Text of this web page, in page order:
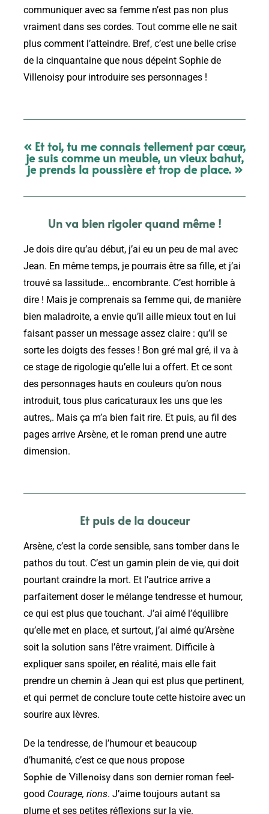
communiquer avec sa femme n’est pas non plus
vraiment dans ses cordes. Tout comme elle ne sait
plus comment l’atteindre. Bref, c’est une belle crise
de la cinquantaine que nous dépeint Sophie de
Villenoisy pour introduire ses personnages !
« Et toi, tu me connais tellement par cœur,
je suis comme un meuble, un vieux bahut,
je prends la poussière et trop de place. »
Un va bien rigoler quand même !
Je dois dire qu’au début, j’ai eu un peu de mal avec
Jean. En même temps, je pourrais être sa fille, et j’ai
trouvé sa lassitude… encombrante. C’est horrible à
dire ! Mais je comprenais sa femme qui, de manière
bien maladroite, a envie qu’il aille mieux tout en lui
faisant passer un message assez claire : qu’il se
sorte les doigts des fesses ! Bon gré mal gré, il va à
ce stage de rigologie qu’elle lui a offert. Et ce sont
des personnages hauts en couleurs qu’on nous
introduit, tous plus caricaturaux les uns que les
autres,. Mais ça m’a bien fait rire. Et puis, au fil des
pages arrive Arsène, et le roman prend une autre
dimension.
Et puis de la douceur
Arsène, c’est la corde sensible, sans tomber dans le
pathos du tout. C’est un gamin plein de vie, qui doit
pourtant craindre la mort. Et l’autrice arrive a
parfaitement doser le mélange tendresse et humour,
ce qui est plus que touchant. J’ai aimé l’équilibre
qu’elle met en place, et surtout, j’ai aimé qu’Arsène
soit la solution sans l’être vraiment. Difficile à
expliquer sans spoiler, en réalité, mais elle fait
prendre un chemin à Jean qui est plus que pertinent,
et qui permet de conclure toute cette histoire avec un
sourire aux lèvres.
De la tendresse, de l’humour et beaucoup
d’humanité, c’est ce que nous propose
Sophie de Villenoisy dans son dernier roman feel-
good Courage, rions. J’aime toujours autant sa
plume et ses petites réflexions sur la vie.